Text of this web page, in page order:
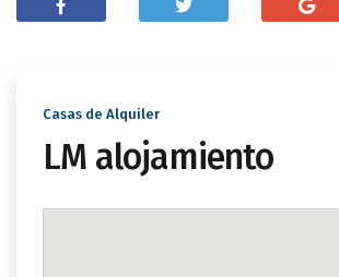
Casas de Alquiler
LM alojamiento